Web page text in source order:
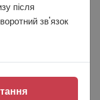
після
зв'язок